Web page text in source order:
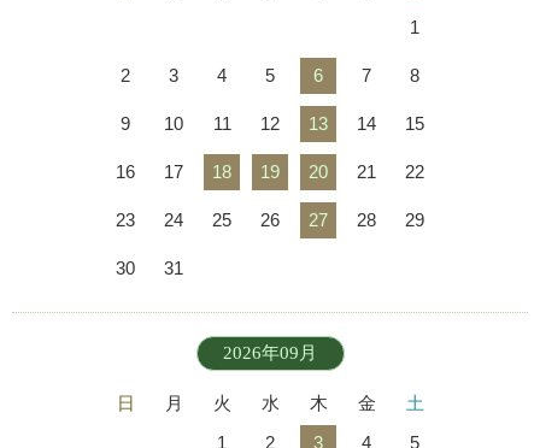
1
2 3 4 5 6 7 8
9 10 11 12 13 14 15
16 17 18 19 20 21 22
23 24 25 26 27 28 29
30 31
2026年09月
日 月 火 水 木 金
土
1
2 3 4 5